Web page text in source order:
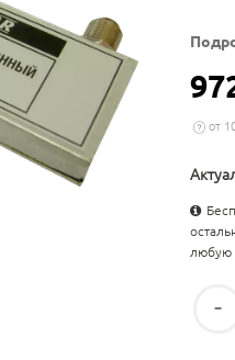
от
любую
-